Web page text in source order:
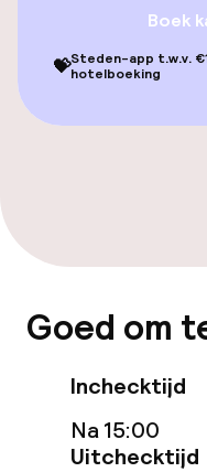
Wasservice
Beleid
Overal rookvrij
Boek
💝Steden-app t.w.v.
hotelboeking
Goed om
Inchecktijd
Na 15:00
Uitchecktijd